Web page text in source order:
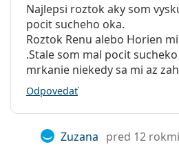
Najlepsi roztok aky som
pocit sucheho oka.
Roztok Renu alebo Horien
.Stale som mal pocit
mrkanie niekedy sa mi az
Odpovedať
Zuzana pred 12 rokmi